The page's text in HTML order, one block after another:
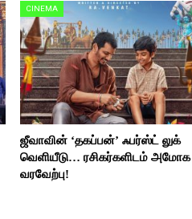
CINEMA
ஜீவாவின் ‘தகப்பன்’ ஃபர்ஸ்ட் லுக்
வெளியீடு… ரசிகர்களிடம் அமோக
வரவேற்பு!